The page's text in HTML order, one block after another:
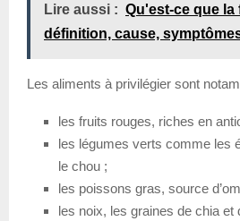
Lire aussi : Qu'est-ce que la
définition, cause,
Les aliments à privilégier sont
les fruits rouges, riches en
les légumes verts comme les
le chou ;
les poissons gras, source
les noix, les graines de chia et